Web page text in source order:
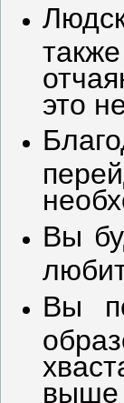
это
Вы
Вы
выше